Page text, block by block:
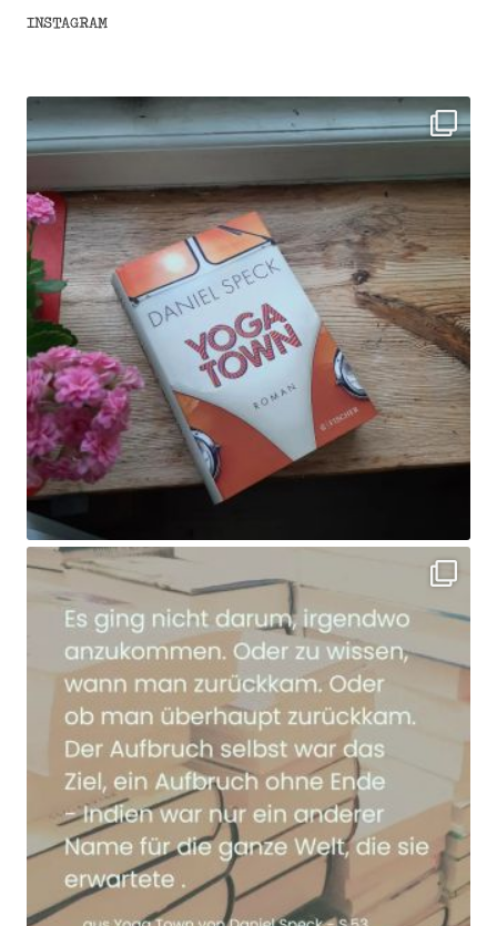
INSTAGRAM